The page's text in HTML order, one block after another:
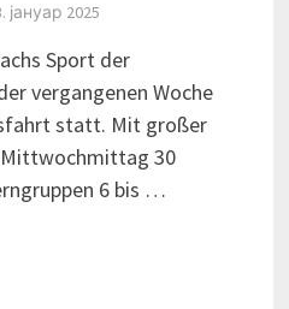
јануар 2025
Sport der
vergangenen Woche
statt. Mit großer
30
6 bis …